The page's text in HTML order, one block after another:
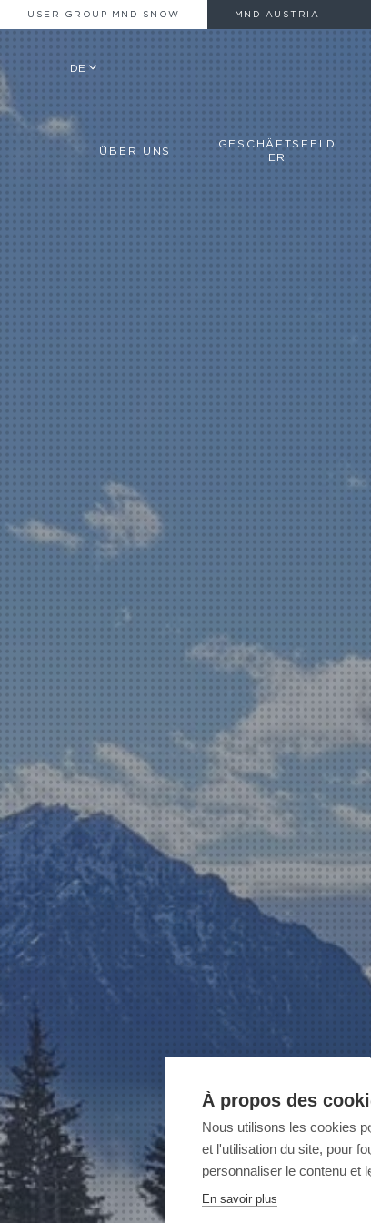
USER GROUP MND SNOW MND AUSTRIA
DE
ÜBER UNS
GESCHÄFTSFELD
ER
À propos des
Nous utilisons les cookies
et l'utilisation du site, pour
personnaliser le contenu et
En savoir plus